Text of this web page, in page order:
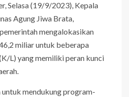
Selasa (19/9/2023), Kepala
Agung Jiwa Brata,
mengalokasikan
miliar untuk beberapa
L) yang memiliki peran kunci
untuk mendukung program-